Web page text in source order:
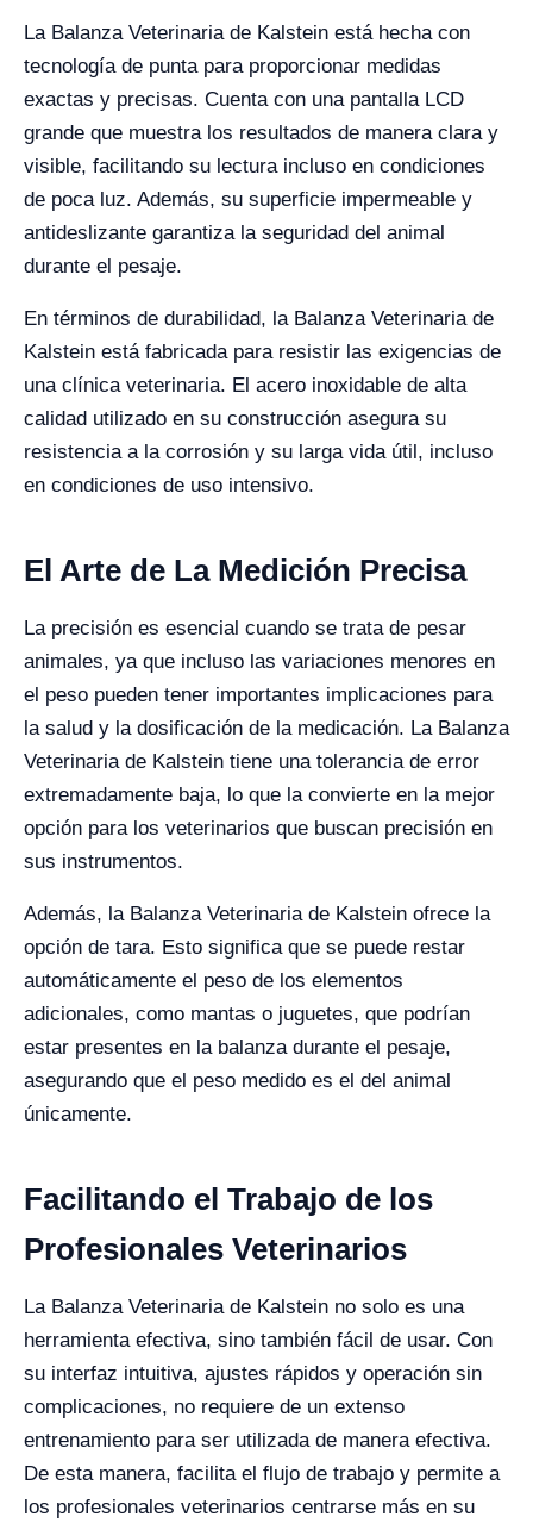
La Balanza Veterinaria de Kalstein está hecha con
tecnología de punta para proporcionar medidas
exactas y precisas. Cuenta con una pantalla LCD
grande que muestra los resultados de manera clara y
visible, facilitando su lectura incluso en condiciones
de poca luz. Además, su superficie impermeable y
antideslizante garantiza la seguridad del animal
durante el pesaje.
En términos de durabilidad, la Balanza Veterinaria de
Kalstein está fabricada para resistir las exigencias de
una clínica veterinaria. El acero inoxidable de alta
calidad utilizado en su construcción asegura su
resistencia a la corrosión y su larga vida útil, incluso
en condiciones de uso intensivo.
El Arte de La Medición Precisa
La precisión es esencial cuando se trata de pesar
animales, ya que incluso las variaciones menores en
el peso pueden tener importantes implicaciones para
la salud y la dosificación de la medicación. La Balanza
Veterinaria de Kalstein tiene una tolerancia de error
extremadamente baja, lo que la convierte en la mejor
opción para los veterinarios que buscan precisión en
sus instrumentos.
Además, la Balanza Veterinaria de Kalstein ofrece la
opción de tara. Esto significa que se puede restar
automáticamente el peso de los elementos
adicionales, como mantas o juguetes, que podrían
estar presentes en la balanza durante el pesaje,
asegurando que el peso medido es el del animal
únicamente.
Facilitando el Trabajo de los
Profesionales Veterinarios
La Balanza Veterinaria de Kalstein no solo es una
herramienta efectiva, sino también fácil de usar. Con
su interfaz intuitiva, ajustes rápidos y operación sin
complicaciones, no requiere de un extenso
entrenamiento para ser utilizada de manera efectiva.
De esta manera, facilita el flujo de trabajo y permite a
los profesionales veterinarios centrarse más en su